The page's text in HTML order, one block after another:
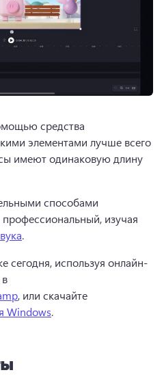
средства
элементами лучше всего
имеют одинаковую длину
способами
профессиональный, изучая
.
сегодня, используя онлайн-
, или скачайте
Windows.